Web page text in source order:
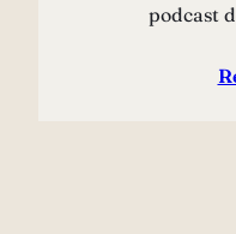
podcast